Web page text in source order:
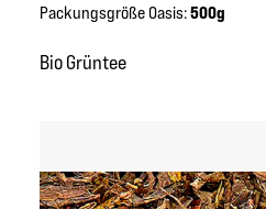
Packungsgröße Oasis:500g
Bio Grüntee